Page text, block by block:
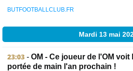
BUTFOOTBALLCLUB.FR
Mardi 13 mai
23:03 - OM - Ce joueur de l'OM voit
portée de main l'an prochain !